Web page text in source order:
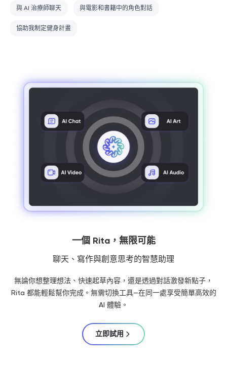
與 AI 治療師聊天 與電影和書籍中的角色對話
協助我制定健身計畫
一個 Rita，無限可能
聊天、寫作與創意思考的智慧助理
無論你想整理想法、快速起草內容，還是透過對話激發新點子，
Rita 都能輕鬆幫你完成。無需切換工具—在同一處享受簡單高效的
AI 體驗。
立即試用